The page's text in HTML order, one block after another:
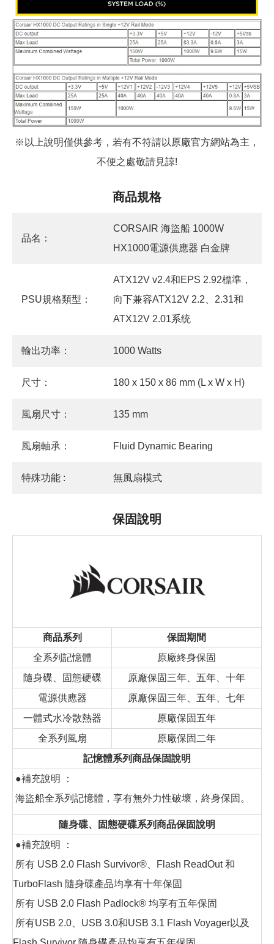
※以上說明僅供參考，若有不符請以原廠官方網站為主，
不便之處敬請見諒!
商品規格
品名：
CORSAIR 海盜船 1000W
HX1000電源供應器 白金牌
PSU規格類型：
ATX12V v2.4和EPS 2.92標準，
向下兼容ATX12V 2.2、2.31和
ATX12V 2.01系统
輸出功率： 1000 Watts
尺寸： 180 x 150 x 86 mm (L x W x H)
風扇尺寸： 135 mm
風扇軸承： Fluid Dynamic Bearing
特殊功能 : 無風扇模式
保固說明
商品系列
保固期間
全系列記憶體
原廠終身保固
隨身碟、固態硬碟
原廠保固三年、五年、十年
電源供應器
原廠保固三年、五年、七年
一體式水冷散熱器
原廠保固五年
全系列風扇
原廠保固二年
記憶體系列商品保固說明
●補充說明 ：
海盜船全系列記憶體，享有無外力性破壞，終身保固。
隨身碟、固態硬碟系列商品保固說明
●補充說明 ：
所有 USB 2.0 Flash Survivor®、Flash ReadOut 和
TurboFlash 隨身碟產品均享有十年保固
所有 USB 2.0 Flash Padlock® 均享有五年保固
所有USB 2.0、USB 3.0和USB 3.1 Flash Voyager以及